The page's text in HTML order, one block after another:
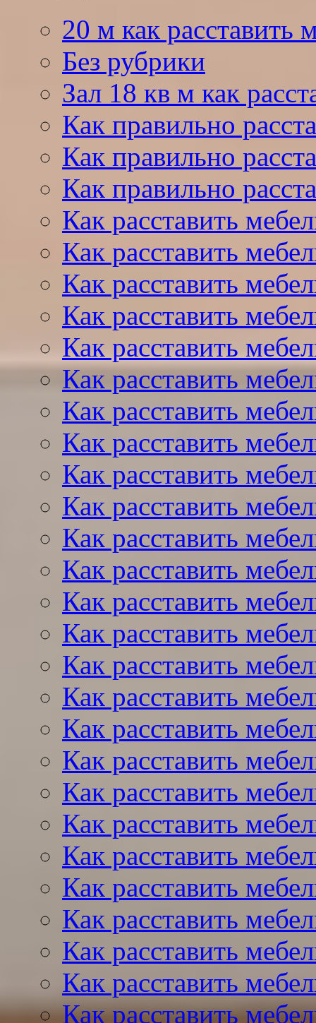
20 м как расставить
Без рубрики
Зал 18 кв м как
Как правильно
Как правильно
Как правильно
Как расставить
Как расставить
Как расставить
Как расставить
Как расставить
Как расставить
Как расставить
Как расставить
Как расставить
Как расставить
Как расставить
Как расставить
Как расставить
Как расставить
Как расставить
Как расставить
Как расставить
Как расставить
Как расставить
Как расставить
Как расставить
Как расставить
Как расставить
Как расставить
Как расставить
Как расставить